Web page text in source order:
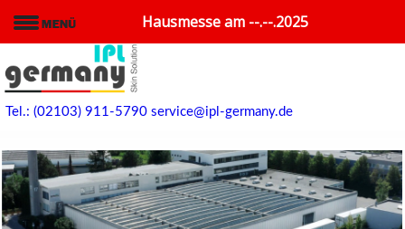
Hausmesse am --.--.2025
Tel.: (02103) 911-5790 service@ipl-germany.de